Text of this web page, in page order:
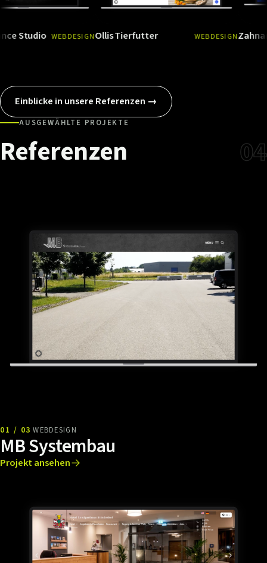
WEBDESIGN Ansehen→
Ollis Tierfutter WEBDESIGN Ansehen→
Zahnarzt
Einblicke in unsere Referenzen →
AUSGEWÄHLTE PROJEKTE
Referenzen 04
01 / 03 WEBDESIGN
MB Systembau
Projekt ansehen